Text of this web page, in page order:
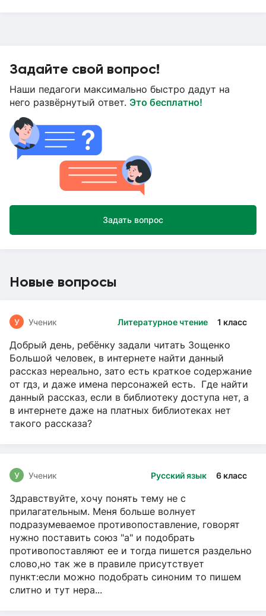
Задайте свой вопрос!
Наши педагоги максимально быстро дадут на
него развёрнутый ответ. Это бесплатно!
Задать вопрос
Новые вопросы
Литературное чтение 1 класс
У Ученик
Добрый день, ребёнку задали читать Зощенко
Большой человек, в интернете найти данный
рассказ нереально, зато есть краткое содержание
от гдз, и даже имена персонажей есть. Где найти
данный рассказ, если в библиотеку доступа нет, а
в интернете даже на платных библиотеках нет
такого рассказа?
Русский язык 6 класс
У Ученик
Здравствуйте, хочу понять тему не с
прилагательным. Меня больше волнует
подразумеваемое противопоставление, говорят
нужно поставить союз "а" и подобрать
противопоставляют ее и тогда пишется раздельно
слово,но так же в правиле присутствует
пункт:если можно подобрать синоним то пишем
слитно и тут нера...